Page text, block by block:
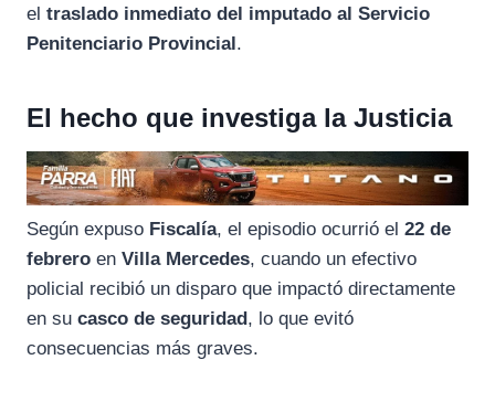
el traslado inmediato del imputado al Servicio
Penitenciario Provincial.
El hecho que investiga la Justicia
Según expuso Fiscalía, el episodio ocurrió el 22 de
febrero en Villa Mercedes, cuando un efectivo
policial recibió un disparo que impactó directamente
en su casco de seguridad, lo que evitó
consecuencias más graves.